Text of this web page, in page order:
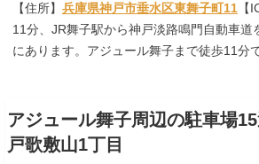
【住所】 兵庫県神戸市垂水区東舞子町11 【
11分、JR舞子駅から神戸淡路鳴門自動車道
にあります。アジュール舞子まで徒歩11分で
アジュール舞子周辺の駐車場
戸歌敷山1丁目